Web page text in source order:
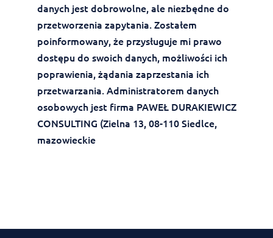
danych jest dobrowolne, ale niezbędne do
przetworzenia zapytania. Zostałem
poinformowany, że przysługuje mi prawo
dostępu do swoich danych, możliwości ich
poprawienia, żądania zaprzestania ich
przetwarzania. Administratorem danych
osobowych jest firma PAWEŁ DURAKIEWICZ
CONSULTING (Zielna 13, 08-110 Siedlce,
mazowieckie